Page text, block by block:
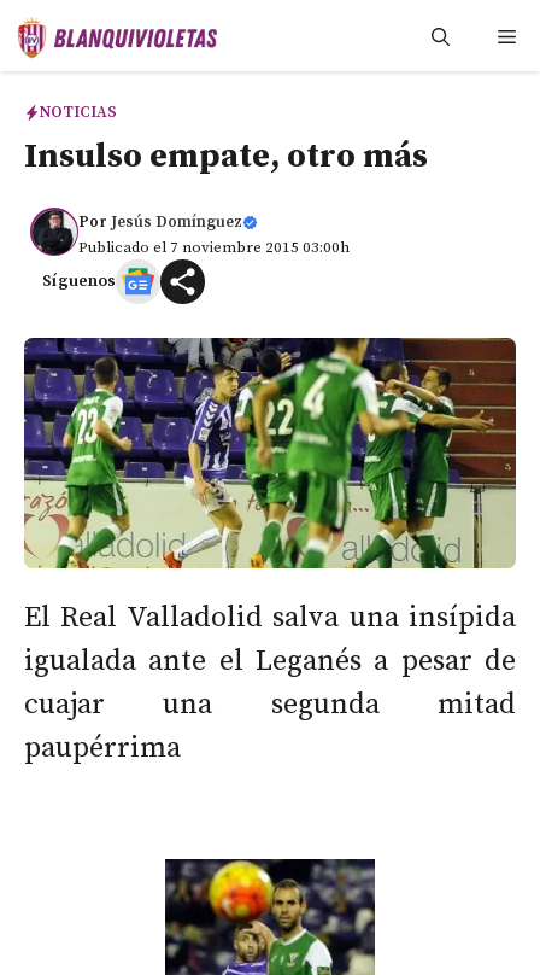
Saltar
NOTICIAS
Insulso empate, otro más
Por Jesús Domínguez
Publicado el 7 noviembre 2015 03:00h
Síguenos
El Real Valladolid salva una insípida
igualada ante el Leganés a pesar de
cuajar una segunda mitad
paupérrima